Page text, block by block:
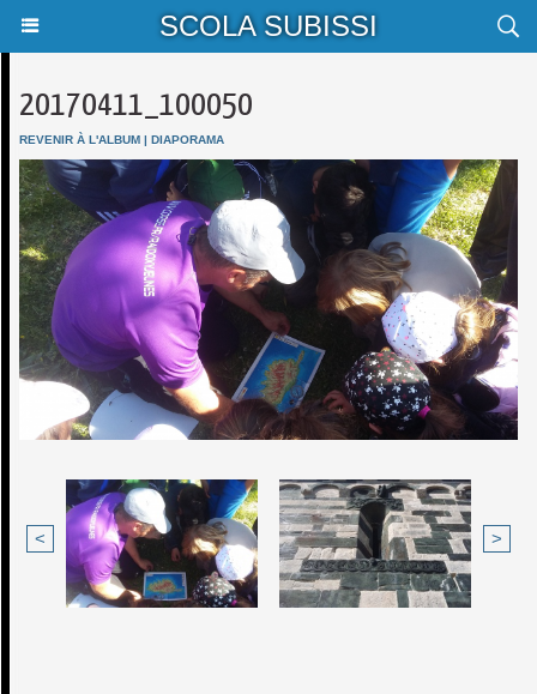
SCOLA SUBISSI
20170411_100050
REVENIR À L'ALBUM | DIAPORAMA
< >